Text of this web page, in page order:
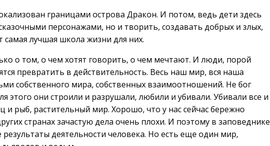
границами острова Дракон. И потом, ведь дети здесь
персонажами, но и творить, создавать добрых и злых,
самая лучшая школа жизни для них.
о том, о чем хотят говорить, о чем мечтают. И люди, порой
превратить в действительность. Весь наш мир, вся наша
собственного мира, собственных взаимоотношений. Не бог
этого они строили и разрушали, любили и убивали. Убивали все и
рыб, растительный мир. Хорошо, что у нас сейчас бережно
странах зачастую дела очень плохи. И поэтому в заповеднике
деятельности человека. Но есть еще один мир,